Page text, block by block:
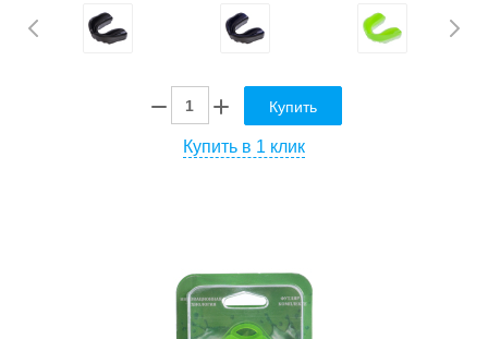
Купить
Купить в 1 клик